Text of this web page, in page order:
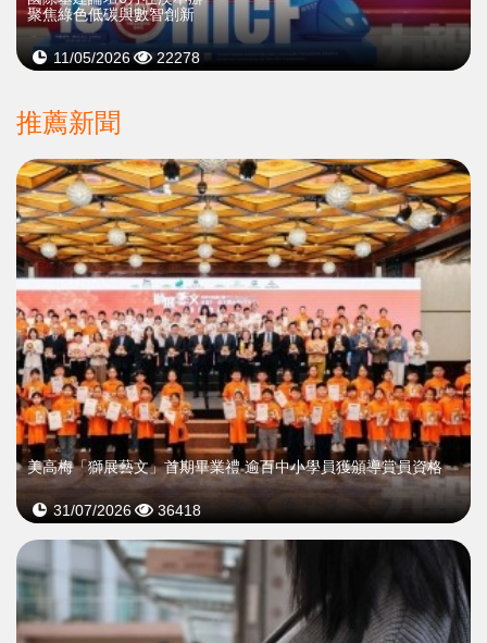
聚焦綠色低碳與數智創新
11/05/2026 22278
推薦新聞
美高梅「獅展藝文」首期畢業禮 逾百中小學員獲頒導賞員資格
31/07/2026 36418